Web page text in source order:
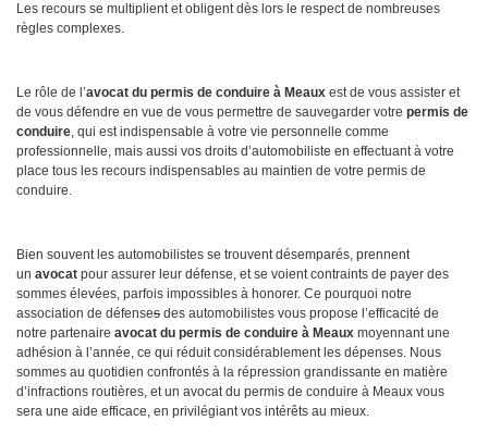
Les recours se multiplient et obligent dès lors le respect de nombreuses
règles complexes.
Le rôle de l’avocat du permis de conduire à Meaux est de vous assister et
de vous défendre en vue de vous permettre de sauvegarder votre permis de
conduire, qui est indispensable à votre vie personnelle comme
professionnelle, mais aussi vos droits d’automobiliste en effectuant à votre
place tous les recours indispensables au maintien de votre permis de
conduire.
Bien souvent les automobilistes se trouvent désemparés, prennent
un avocat pour assurer leur défense, et se voient contraints de payer des
sommes élevées, parfois impossibles à honorer. Ce pourquoi notre
association de défenses des automobilistes vous propose l’efficacité de
notre partenaire avocat du permis de conduire à Meaux moyennant une
adhésion à l’année, ce qui réduit considérablement les dépenses. Nous
sommes au quotidien confrontés à la répression grandissante en matière
d’infractions routières, et un avocat du permis de conduire à Meaux vous
sera une aide efficace, en privilégiant vos intérêts au mieux.